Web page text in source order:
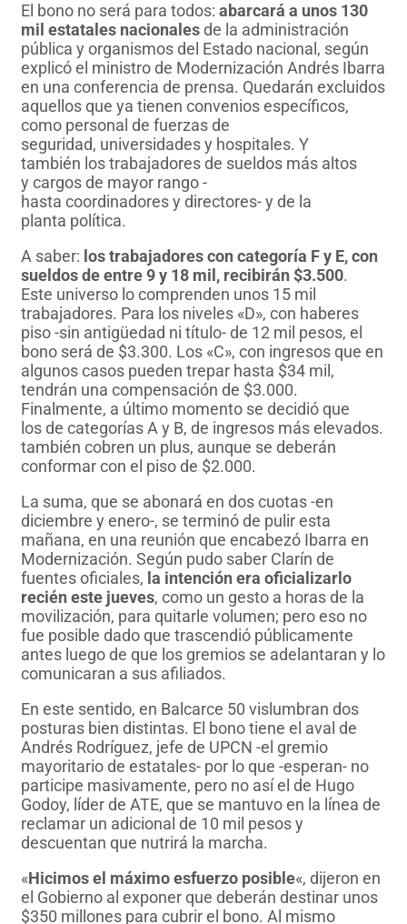
El bono no será para todos: abarcará a unos 130
mil estatales nacionalesde la administración
pública y organismos del Estado nacional, según
explicó el ministro de Modernización Andrés Ibarra
en una conferencia de prensa. Quedarán excluidos
aquellos que ya tienen convenios específicos,
como personal de fuerzas de
seguridad, universidades y hospitales. Y
también los trabajadores de sueldos más altos
y cargos de mayor rango -
hasta coordinadores y directores- y de la
planta política.
A saber: los trabajadores con categoría F y E, con
sueldos de entre 9 y 18 mil, recibirán $3.500.
Este universo lo comprenden unos 15 mil
trabajadores. Para los niveles «D», con haberes
piso -sin antigüedad ni título- de 12 mil pesos, el
bono será de $3.300. Los «C», con ingresos que en
algunos casos pueden trepar hasta $34 mil,
tendrán una compensación de $3.000.
Finalmente, a último momento se decidió que
los de categorías A y B, de ingresos más elevados.
también cobren un plus, aunque se deberán
conformar con el piso de $2.000.
La suma, que se abonará en dos cuotas -en
diciembre y enero-, se terminó de pulir esta
mañana, en una reunión que encabezó Ibarra en
Modernización. Según pudo saber Clarín de
fuentes oficiales, la intención era oficializarlo
recién este jueves, como un gesto a horas de la
movilización, para quitarle volumen; pero eso no
fue posible dado que trascendió públicamente
antes luego de que los gremios se adelantaran y lo
comunicaran a sus afiliados.
En este sentido, en Balcarce 50 vislumbran dos
posturas bien distintas. El bono tiene el aval de
Andrés Rodríguez, jefe de UPCN -el gremio
mayoritario de estatales- por lo que -esperan- no
participe masivamente, pero no así el de Hugo
Godoy, líder de ATE, que se mantuvo en la línea de
reclamar un adicional de 10 mil pesos y
descuentan que nutrirá la marcha.
«Hicimos el máximo esfuerzo posible«, dijeron en
el Gobierno al exponer que deberán destinar unos
$350 millones para cubrir el bono. Al mismo